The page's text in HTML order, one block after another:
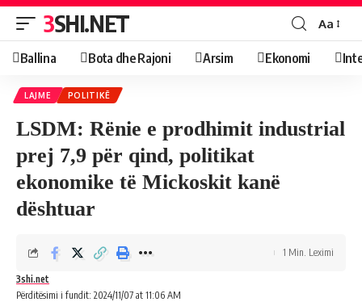
3SHI.NET Aa
Ballina Bota dhe Rajoni Arsim Ekonomi
LAJME POLITIKË
LSDM: Rënie e prodhimit industrial
prej 7,9 për qind, politikat
ekonomike të Mickoskit kanë
dështuar
Përditësimi i fundit: 2024/11/07 at 11:06 AM
3shi.net
1 Min. Leximi